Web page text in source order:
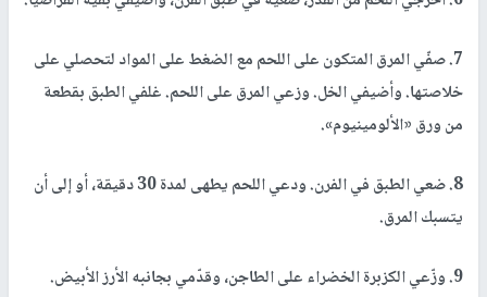
7. صفّي المرق المتكون على اللحم مع الضغط على المواد لتحصلي على
خلاصتها. وأضيفي الخل. وزعي المرق على اللحم. غلفي الطبق بقطعة
من ورق «الألومينيوم».
8. ضعي الطبق في الفرن. ودعي اللحم يطهى لمدة 30 دقيقة، أو إلى أن
يتسبك المرق.
9. وزّعي الكزبرة الخضراء على الطاجن، وقدّمي بجانبه الأرز الأبيض.